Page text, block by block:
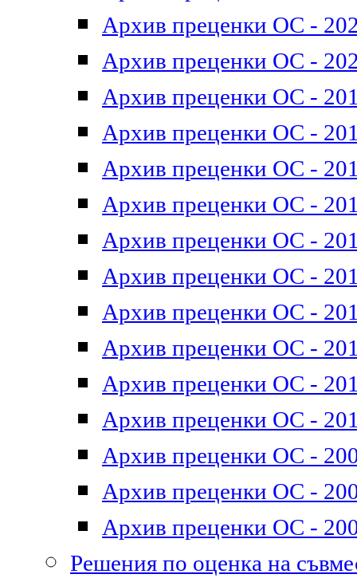
Архив преценки ОС -
Архив преценки ОС -
Архив преценки ОС -
Архив преценки ОС -
Архив преценки ОС -
Архив преценки ОС -
Архив преценки ОС -
Архив преценки ОС -
Архив преценки ОС -
Архив преценки ОС -
Архив преценки ОС -
Архив преценки ОС -
Архив преценки ОС -
Архив преценки ОС -
Архив преценки ОС -
Решения по оценка на